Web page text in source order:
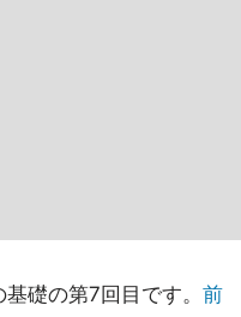
基礎の第7回目です。 前